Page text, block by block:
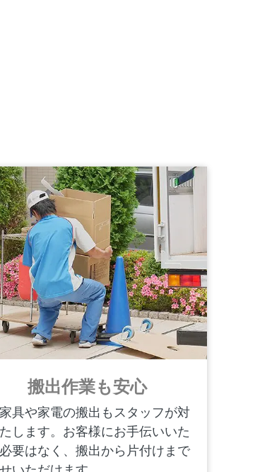
搬出作業も安心
具や家電の搬出もスタッフが対
します。お客様にお手伝いいた
要はなく、搬出から片付けまで